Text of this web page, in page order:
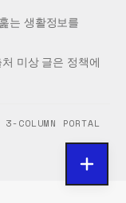
는 생활정보를
미상 글은 정책에
COLUMN PORTAL